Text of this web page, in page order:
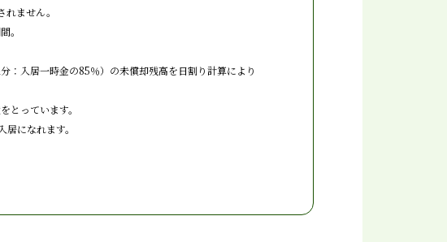
ません。
。
：入居一時金の85％）の未償却残高を日割り計算により
とっています。
になれます。